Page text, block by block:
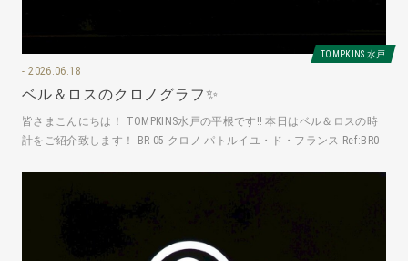
TOMPKINS 水戸
2026.06.18
ベル＆ロスのクロノグラフ✨
皆さまこんにちは！ TOMPKINS水戸の平根です‼️ 本日はベル＆ロスの時
計をご紹介致します！ BR-05 クロノ パトルイユ・ド・フランス Ref:BR0